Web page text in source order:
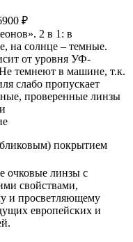
₽
2 в 1: в
на солнце – темные.
от уровня УФ-
темнеют в машине, т.к.
слабо пропускает
проверенные линзы
покрытием
очковые линзы с
свойствами,
и просветляющему
европейских и